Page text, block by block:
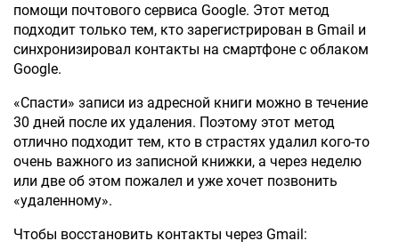
помощи почтового сервиса Google. Этот метод
подходит только тем, кто зарегистрирован в Gmail и
синхронизировал контакты на смартфоне с облаком
Google.
«Спасти» записи из адресной книги можно в течение
30 дней после их удаления. Поэтому этот метод
отлично подходит тем, кто в страстях удалил кого-то
очень важного из записной книжки, а через неделю
или две об этом пожалел и уже хочет позвонить
«удаленному».
Чтобы восстановить контакты через Gmail: